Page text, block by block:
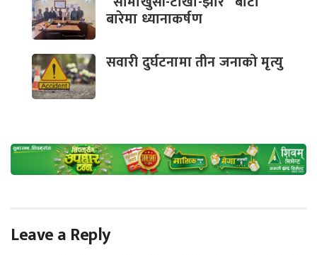
बारेमा ध्यानाकर्षण
सवारी दुर्घटनामा तीन जनाको मृत्यु
Leave a Reply